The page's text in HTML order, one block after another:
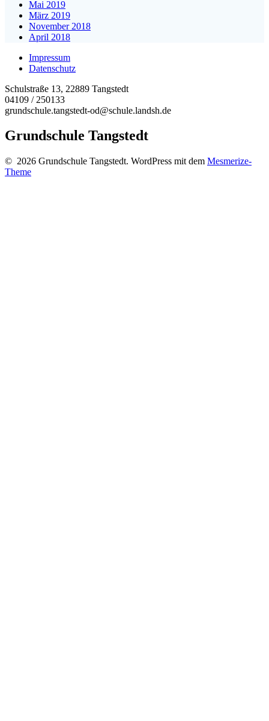
Mai 2019
März 2019
November 2018
April 2018
Impressum
Datenschutz
Schulstraße 13, 22889 Tangstedt
04109 / 250133
grundschule.tangstedt-od@schule.landsh.de
Grundschule Tangstedt
© 2026 Grundschule Tangstedt. WordPress mit dem Mesmerize-
Theme